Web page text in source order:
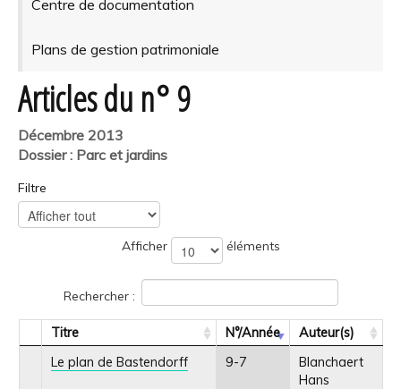
Centre de documentation
Plans de gestion patrimoniale
Articles du n° 9
Décembre 2013
Dossier : Parc et jardins
Filtre
Afficher éléments
Rechercher :
Titre N°/Année
Auteur(s)
Le plan de Bastendorff
9-7
Blanchaert
Hans